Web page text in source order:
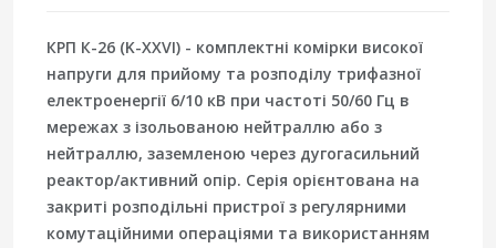
КРП К-26 (K-XXVI) - комплектні комірки високої
напруги для прийому та розподілу трифазної
електроенергії 6/10 кВ при частоті 50/60 Гц в
мережах з ізольованою нейтраллю або з
нейтраллю, заземленою через дугогасильний
реактор/активний опір. Серія орієнтована на
закриті розподільні пристрої з регулярними
комутаційними операціями та використанням